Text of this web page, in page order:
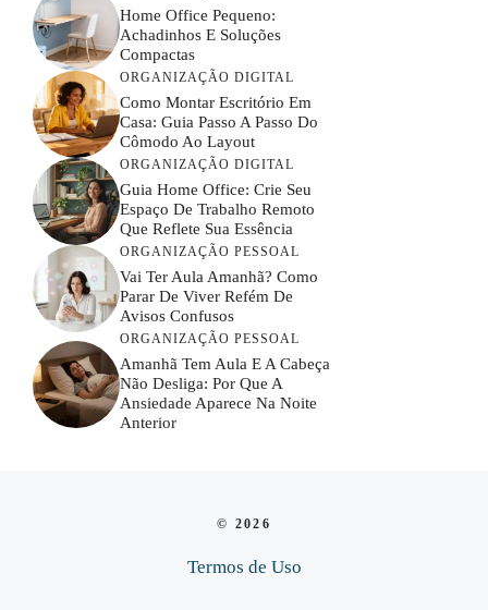
Home Office Pequeno:
Achadinhos E Soluções
Compactas
ORGANIZAÇÃO DIGITAL
Como Montar Escritório Em
Casa: Guia Passo A Passo Do
Cômodo Ao Layout
ORGANIZAÇÃO DIGITAL
Guia Home Office: Crie Seu
Espaço De Trabalho Remoto
Que Reflete Sua Essência
ORGANIZAÇÃO PESSOAL
Vai Ter Aula Amanhã? Como
Parar De Viver Refém De
Avisos Confusos
ORGANIZAÇÃO PESSOAL
Amanhã Tem Aula E A Cabeça
Não Desliga: Por Que A
Ansiedade Aparece Na Noite
Anterior
© 2026
Termos de Uso